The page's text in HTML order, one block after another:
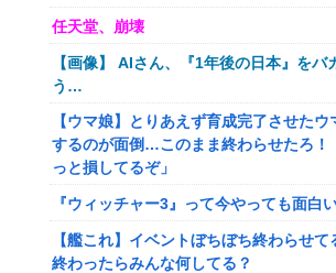
任天堂、崩壊
【画像】 AIさん、『1年後の日本』をバ
う…
【ウマ娘】とりあえず育成完了させた
するのが面倒…このまま終わらせたろ
っと損してるぞ」
『ウィッチャー3』って今やっても面白
【艦これ】イベントぼちぼち終わらせて
終わったらみんな何してる？